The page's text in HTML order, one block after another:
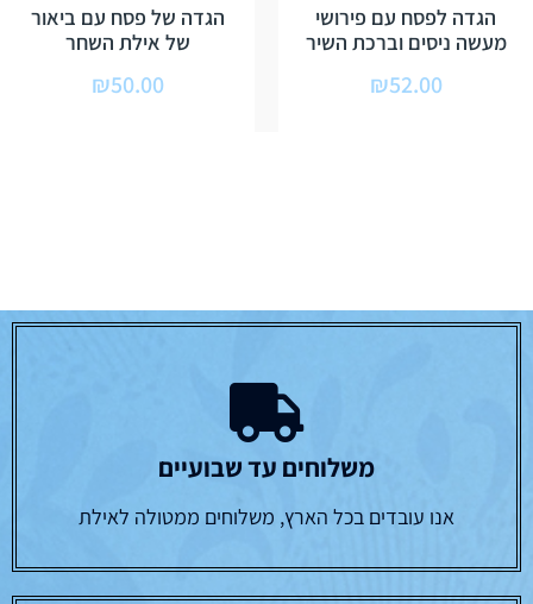
הגדה לפסח עם פירושי
מעשה ניסים וברכת השיר
₪52.00
הגדה של פסח עם ביאור
של אילת השחר
₪50.00
משלוחים עד שבועיים
אנו עובדים בכל הארץ, משלוחים ממטולה לאילת